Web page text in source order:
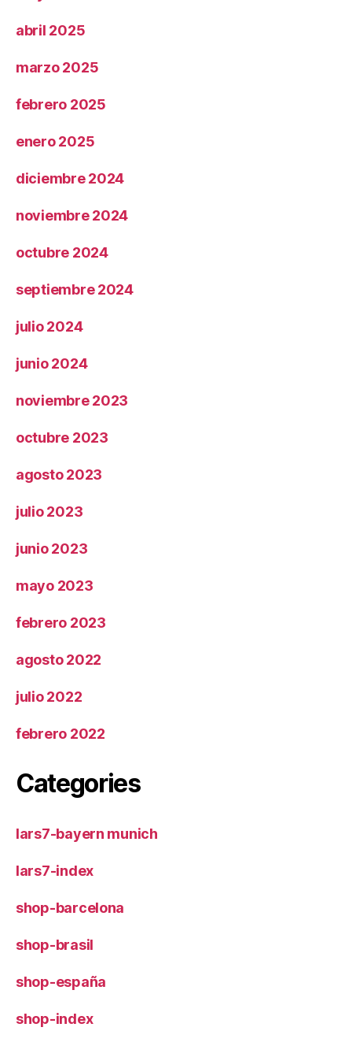
abril 2025
marzo 2025
febrero 2025
enero 2025
diciembre 2024
noviembre 2024
octubre 2024
septiembre 2024
julio 2024
junio 2024
noviembre 2023
octubre 2023
agosto 2023
julio 2023
junio 2023
mayo 2023
febrero 2023
agosto 2022
julio 2022
febrero 2022
Categories
lars7-bayern munich
lars7-index
shop-barcelona
shop-brasil
shop-españa
shop-index